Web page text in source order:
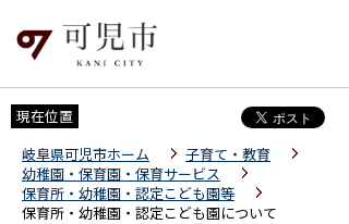
現在位置
岐阜県可児市ホーム
子育て・教育
幼稚園・保育園・保育サービス
保育所・幼稚園・認定こども園等
保育所・幼稚園・認定こども園について